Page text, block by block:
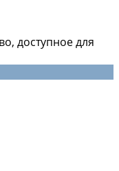
доступное для